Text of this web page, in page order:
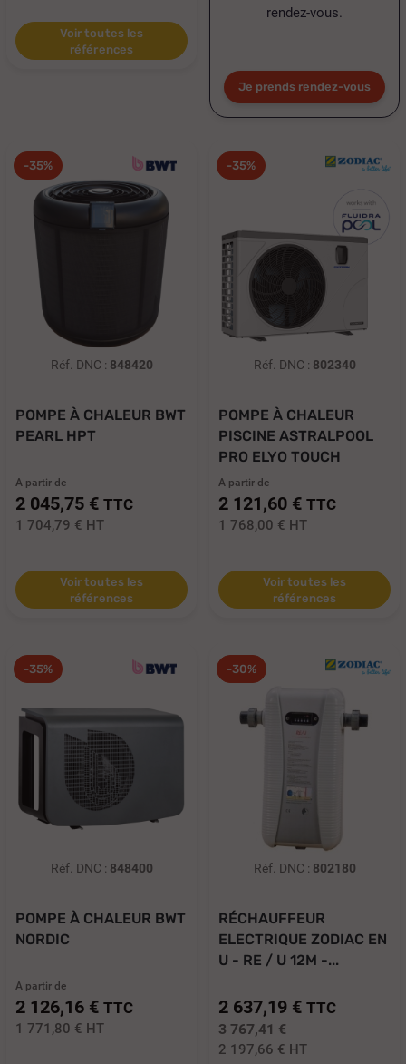
Voir toutes les
références
rendez-vous.
Je prends rendez-vous
-35%
Réf. DNC : 848420
POMPE À CHALEUR BWT
PEARL HPT
A partir de
2 045,75 € TTC
1 704,79 € HT
Voir toutes les
références
-35%
Réf. DNC : 802340
POMPE À CHALEUR
PISCINE ASTRALPOOL
PRO ELYO TOUCH
A partir de
2 121,60 € TTC
1 768,00 € HT
Voir toutes les
références
-35%
Réf. DNC : 848400
POMPE À CHALEUR BWT
NORDIC
A partir de
2 126,16 € TTC
1 771,80 € HT
-30%
Réf. DNC : 802180
RÉCHAUFFEUR
ELECTRIQUE ZODIAC EN
U - RE / U 12M -...
2 637,19 € TTC
3 767,41 €
2 197,66 € HT